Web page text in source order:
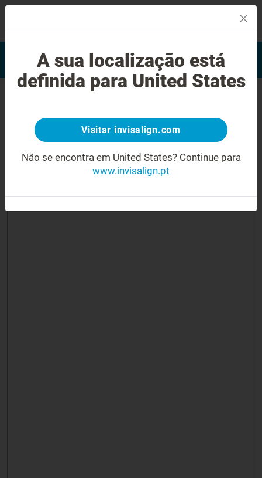
Avaliação do sorriso
Encontrar um Invisalign
provider
A sua localização está
definida para United States
Visitar invisalign.com
Não se encontra em United States? Continue para
www.invisalign.pt